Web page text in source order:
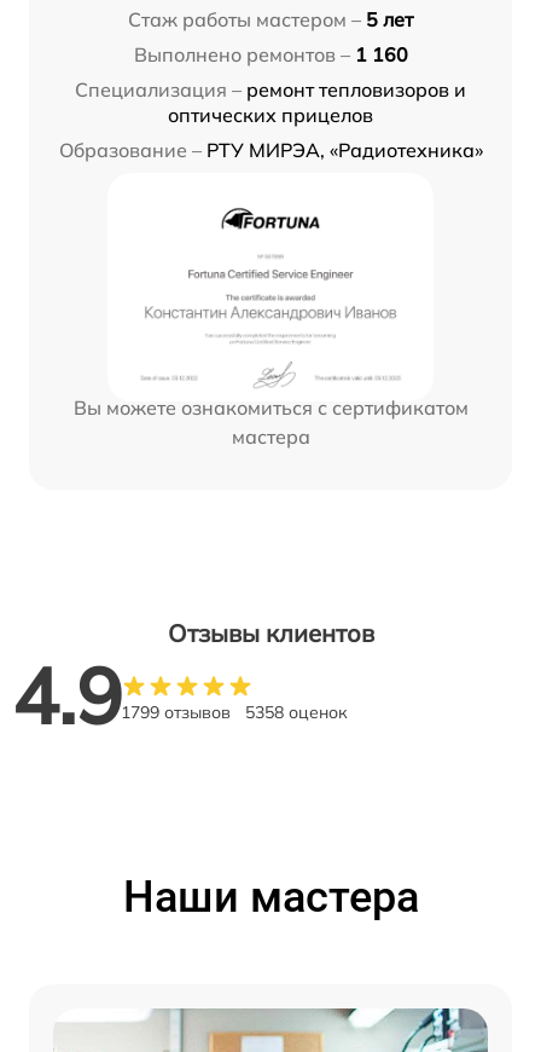
Стаж работы мастером – 5 лет
Выполнено ремонтов – 1 160
Специализация – ремонт тепловизоров и
оптических прицелов
Образование – РТУ МИРЭА, «Радиотехника»
Вы можете ознакомиться с сертификатом
мастера
Отзывы клиентов
4.91799 отзывов 5358 оценок
Наши мастера